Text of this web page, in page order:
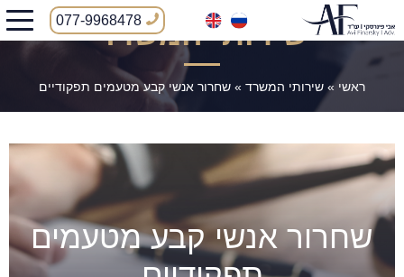
077-9968478שירותי המשרד
ראשי » שירותי המשרד » שחרור אנשי קבע מטעמים תפקודיים
שחרור אנשי קבע מטעמים